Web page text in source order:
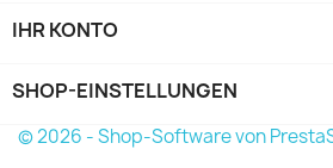
IHR KONTO
SHOP-EINSTELLUNGEN
© 2026 - Shop-Software von